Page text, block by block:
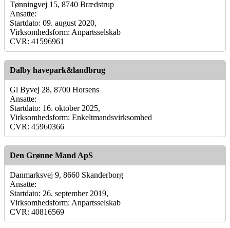
Tønningvej 15, 8740 Brædstrup
Ansatte:
Startdato: 09. august 2020,
Virksomhedsform: Anpartsselskab
CVR: 41596961
Dalby havepark&landbrug
Gl Byvej 28, 8700 Horsens
Ansatte:
Startdato: 16. oktober 2025,
Virksomhedsform: Enkeltmandsvirksomhed
CVR: 45960366
Den Grønne Mand ApS
Danmarksvej 9, 8660 Skanderborg
Ansatte:
Startdato: 26. september 2019,
Virksomhedsform: Anpartsselskab
CVR: 40816569